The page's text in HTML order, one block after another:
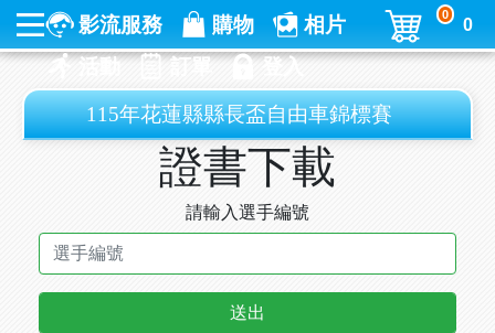
影流服務 購物
相片
活動
訂單 登入
0
0
115年花蓮縣縣長盃自由車錦標賽
證書下載
請輸入選手編號